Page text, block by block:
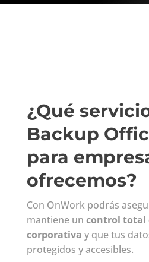
¿Qué
Backup
para
ofrecemos?
Con OnWork podrás
mantiene un control total
corporativa y que tus
protegidos y accesibles.